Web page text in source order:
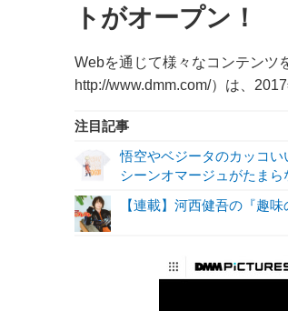
トがオープン！
Webを通じて様々なコンテンツ
http://www.dmm.com/）は、
注目記事
悟空やベジータのカッコ
シーンオマージュがたまら
【連載】河西健吾の『趣味